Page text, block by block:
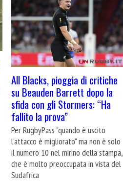
All Blacks, pioggia di critiche
su Beauden Barrett dopo la
sfida con gli Stormers: “Ha
fallito la prova”
Per RugbyPass "quando è uscito
l'attacco è migliorato" ma non è solo
il numero 10 nel mirino della stampa,
che è molto preoccupata in vista del
Sudafrica